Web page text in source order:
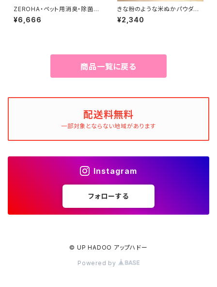
ZEROHA・ペット用消臭・除菌ス
プレー 吉野ひのきタイプ 詰め替
え用 約1L
¥6,666
きな粉のような米ぬかパウダー
150g
¥2,340
商品一覧に戻る
配送料無料
一部対象とならない地域があります
Instagram
フォローする
© UP HADOO アップハドー
Powered by